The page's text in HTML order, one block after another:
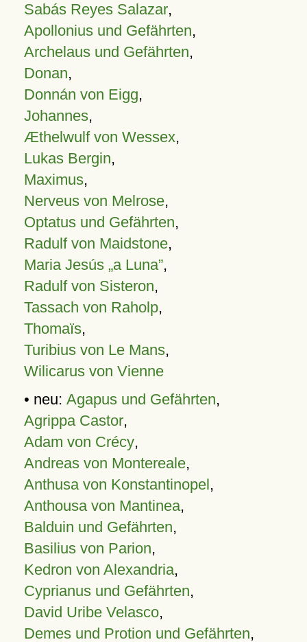
Sabás Reyes Salazar,
Apollonius und Gefährten,
Archelaus und Gefährten,
Donan,
Donnán von Eigg,
Johannes,
Æthelwulf von Wessex,
Lukas Bergin,
Maximus,
Nerveus von Melrose,
Optatus und Gefährten,
Radulf von Maidstone,
Maria Jesús „a Luna”,
Radulf von Sisteron,
Tassach von Raholp,
Thomaïs,
Turibius von Le Mans,
Wilicarus von Vienne
• neu: Agapus und Gefährten,
Agrippa Castor,
Adam von Crécy,
Andreas von Montereale,
Anthusa von Konstantinopel,
Anthousa von Mantinea,
Balduin und Gefährten,
Basilius von Parion,
Kedron von Alexandria,
Cyprianus und Gefährten,
David Uribe Velasco,
Demes und Protion und Gefährten,